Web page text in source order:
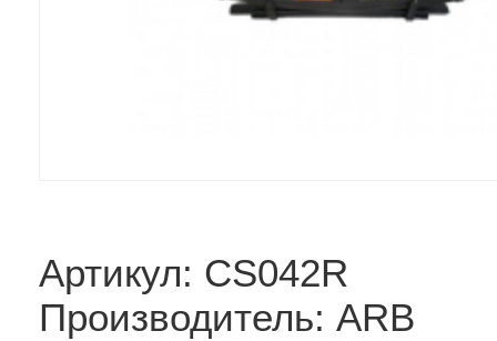
Артикул: CS042R
Производитель: ARB